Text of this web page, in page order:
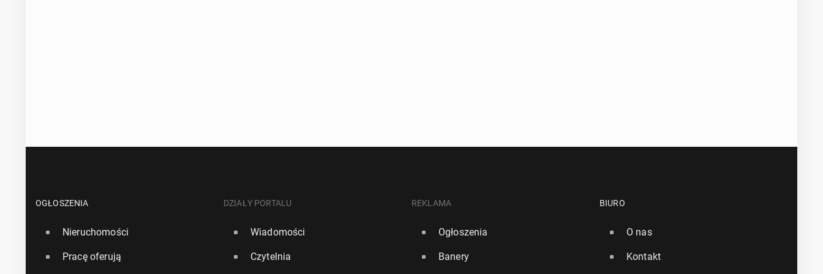
OGŁOSZENIA
Nieruchomości
Pracę oferują
DZIAŁY PORTALU
Wiadomości
Czytelnia
REKLAMA
Ogłoszenia
Banery
BIURO
O nas
Kontakt